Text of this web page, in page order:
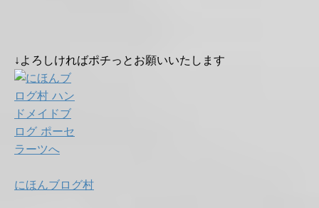
↓よろしければポチっとお願いいたします
にほんブログ村